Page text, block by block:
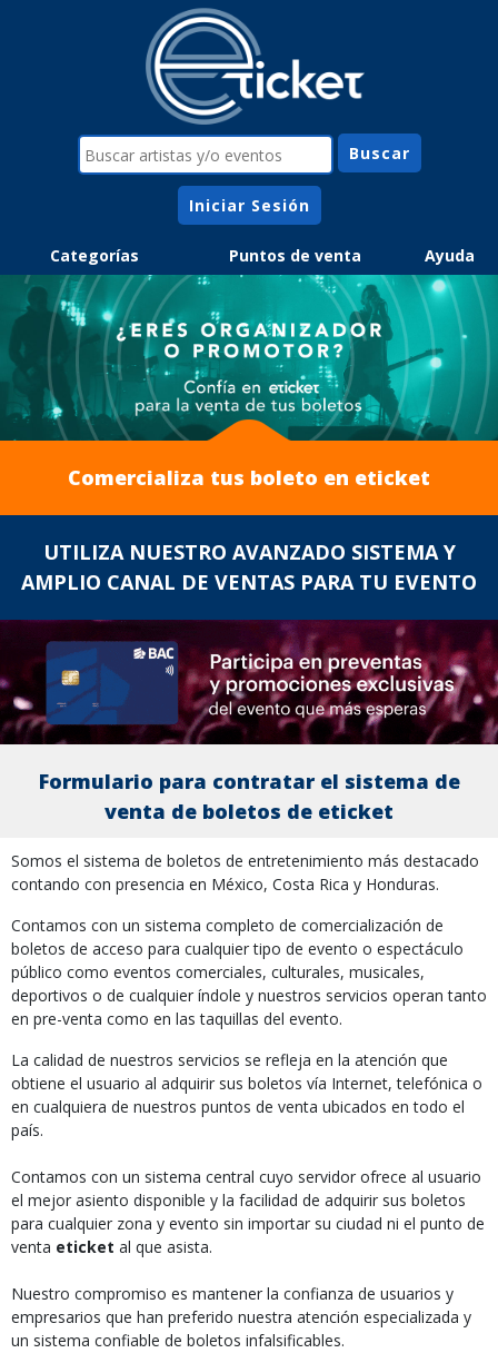
Iniciar Sesión
Categorías Puntos de venta Ayuda
Comercializa tus boleto en eticket
UTILIZA NUESTRO AVANZADO SISTEMA Y
AMPLIO CANAL DE VENTAS PARA TU EVENTO
Formulario para contratar el sistema de
venta de boletos de eticket
Somos el sistema de boletos de entretenimiento más destacado
contando con presencia en México, Costa Rica y Honduras.
Contamos con un sistema completo de comercialización de
boletos de acceso para cualquier tipo de evento o espectáculo
público como eventos comerciales, culturales, musicales,
deportivos o de cualquier índole y nuestros servicios operan tanto
en pre-venta como en las taquillas del evento.
La calidad de nuestros servicios se refleja en la atención que
obtiene el usuario al adquirir sus boletos vía Internet, telefónica o
en cualquiera de nuestros puntos de venta ubicados en todo el
país.
Contamos con un sistema central cuyo servidor ofrece al usuario
el mejor asiento disponible y la facilidad de adquirir sus boletos
para cualquier zona y evento sin importar su ciudad ni el punto de
venta eticket al que asista.
Nuestro compromiso es mantener la confianza de usuarios y
empresarios que han preferido nuestra atención especializada y
un sistema confiable de boletos infalsificables.